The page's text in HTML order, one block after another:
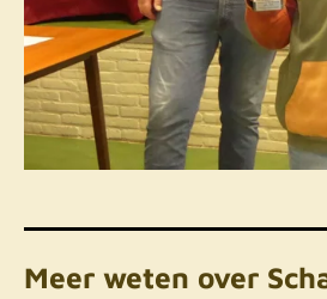
Meer weten over